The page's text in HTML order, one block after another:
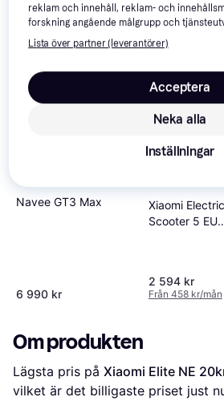
Vi har plockat fram ett urval av
intressera dig. Visa alla
Navee GT3 Max
6 990 kr
Xiaomi Electric
Scooter 5 EU
2 594 kr
Från 458 kr/mån
Om produkten
Lägsta pris på Xiaomi Elite NE
vilket är det billigaste priset just
reklam och innehåll, reklam- och
forskning angående målgrupp och
Lista över partner (leverantörer)
Neka alla
Acceptera
Inställningar